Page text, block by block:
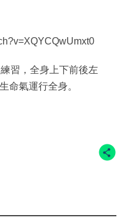
習，全身上下前後左
命氣運行全身。